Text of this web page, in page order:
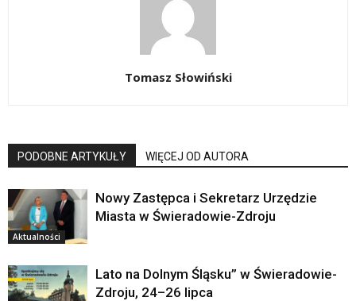
Tomasz Słowiński
PODOBNE ARTYKUŁY WIĘCEJ OD AUTORA
Aktualności
Nowy Zastępca i Sekretarz Urzędzie
Miasta w Świeradowie-Zdroju
Lato na Dolnym Śląsku” w Świeradowie-
Zdroju, 24–26 lipca